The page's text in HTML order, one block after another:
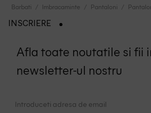
Barbati Imbracaminte Pantaloni
INSCRIERE
Afla toate noutatile si fii
newsletter-ul nostru